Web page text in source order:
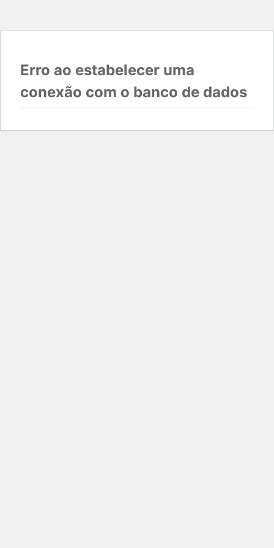
Erro ao estabelecer uma
conexão com o banco de dados